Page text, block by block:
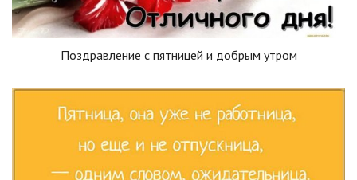
Поздравление с пятницей и добрым утром